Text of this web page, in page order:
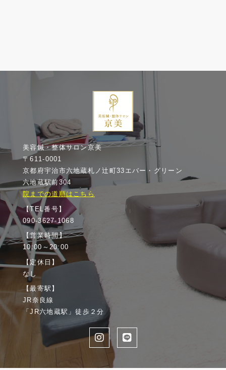
美容鍼・整体サロン京美
〒611-0001
京都府宇治市六地蔵札ノ辻町33エバー・グリーン
六地蔵駅前304
院までの道順はこちら
【TEL番号】
090-3627-1068
【営業時間】
10:00～20:00
【定休日】
なし
【最寄駅】
JR奈良線
「JR六地蔵駅」徒歩２分